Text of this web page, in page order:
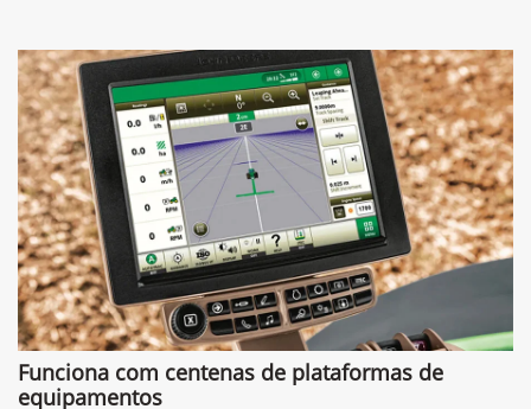
Funciona com centenas de plataformas de
equipamentos